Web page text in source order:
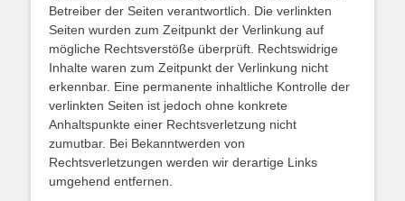
Betreiber der Seiten verantwortlich. Die verlinkten
Seiten wurden zum Zeitpunkt der Verlinkung auf
mögliche Rechtsverstöße überprüft. Rechtswidrige
Inhalte waren zum Zeitpunkt der Verlinkung nicht
erkennbar. Eine permanente inhaltliche Kontrolle der
verlinkten Seiten ist jedoch ohne konkrete
Anhaltspunkte einer Rechtsverletzung nicht
zumutbar. Bei Bekanntwerden von
Rechtsverletzungen werden wir derartige Links
umgehend entfernen.